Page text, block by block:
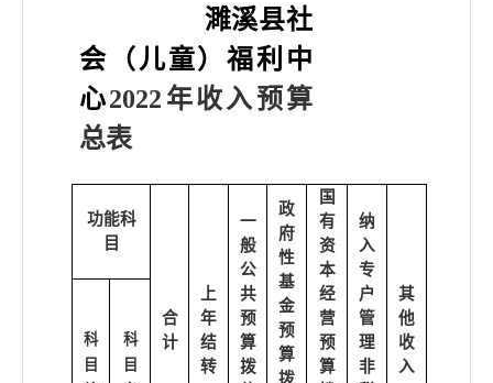
濉溪县社
会（儿童）福利中
心2022年收入预算
总表
功能科
目
合
计
上
年
结
转
一
般
公
共
预
算
拨
政
府
性
基
金
预
算
拨
国
有
资
本
经
营
预
算
纳
入
专
户
管
理
非
其
他
收
入
科
目
科
目